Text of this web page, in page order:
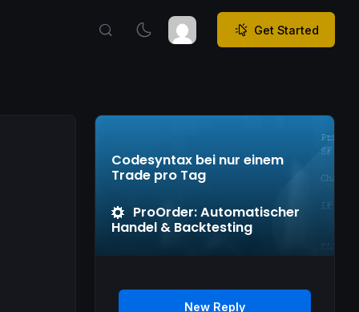
Get Started
Codesyntax bei nur einem
Trade pro Tag
ProOrder: Automatischer
Handel & Backtesting
New Reply